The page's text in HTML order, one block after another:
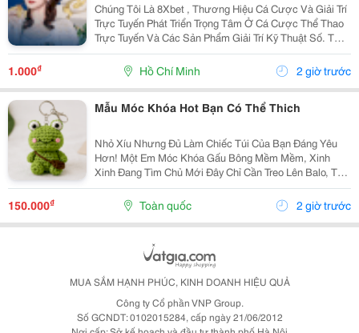
Chúng Tôi Là 8Xbet , Thương Hiệu Cá Cược Và Giải Trí
Trực Tuyến Phát Triển Trọng Tâm Ở Cá Cược Thể Thao
Trực Tuyến Và Các Sản Phẩm Giải Trí Kỹ Thuật Số. Từ
Năm 2024, 8Xbet Trở Thành Đối Tác Cá Cược Chính
Thức Tại Khu Vực Châu Á &Ndash; Thái Bình...
1.000₫ Hồ Chí Minh 2 giờ trước
Mẫu Móc Khóa Hot Bạn Có Thể Thich
Nhỏ Xíu Nhưng Đủ Làm Chiếc Túi Của Bạn Đáng Yêu
Hơn! Một Em Móc Khóa Gấu Bông Mềm Mềm, Xinh
Xinh Đang Tìm Chủ Mới Đây Chỉ Cần Treo Lên Balo, Túi
Xách Hay Chìa Khóa Là Chiếc Túi Lập Tức Có Thêm
Một Điểm Nhấn Cực Yêu. Không Cần Quá Cầu Kỳ, Đôi
150.000₫ Toàn quốc 2 giờ trước
MUA SẮM HẠNH PHÚC, KINH DOANH HIỆU QUẢ
Công ty Cổ phần VNP Group.
Số GCNDT: 0102015284, cấp ngày 21/06/2012